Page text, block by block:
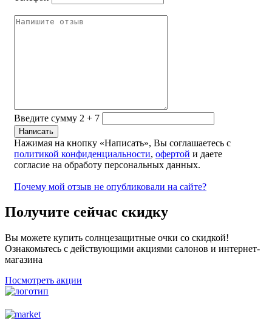
Введите сумму 2 + 7
Нажимая на кнопку «Написать», Вы соглашаетесь с
политикой конфиденциальности, офертой и даете
согласие на обработу персональных данных.
Почему мой отзыв не опубликовали на сайте?
Получите сейчас скидку
Вы можете купить солнцезащитные очки со скидкой!
Ознакомьтесь с действующими акциями салонов и интернет-
магазина
Посмотреть акции